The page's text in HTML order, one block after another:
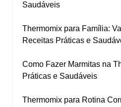
Saudáveis
Thermomix para Família:
Receitas Práticas e
Como Fazer Marmitas na
Práticas e Saudáveis
Thermomix para Rotina